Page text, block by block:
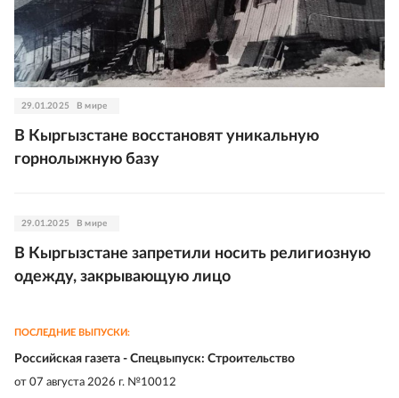
29.01.2025 В мире
В Кыргызстане восстановят уникальную
горнолыжную базу
29.01.2025 В мире
В Кыргызстане запретили носить религиозную
одежду, закрывающую лицо
ПОСЛЕДНИЕ ВЫПУСКИ:
Российская газета - Спецвыпуск: Строительство
от 07 августа 2026 г. №10012